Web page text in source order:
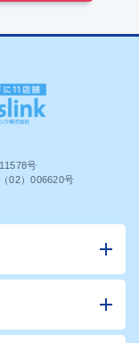
号
02）006620号